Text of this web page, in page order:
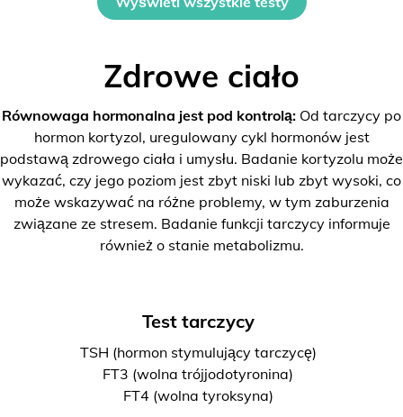
Zdrowe ciało
Równowaga hormonalna jest pod kontrolą: Od tarczycy po
hormon kortyzol, uregulowany cykl hormonów jest
podstawą zdrowego ciała i umysłu. Badanie kortyzolu może
wykazać, czy jego poziom jest zbyt niski lub zbyt wysoki, co
może wskazywać na różne problemy, w tym zaburzenia
związane ze stresem. Badanie funkcji tarczycy informuje
również o stanie metabolizmu.
Test tarczycy
TSH (hormon stymulujący tarczycę)
FT3 (wolna trójjodotyronina)
FT4 (wolna tyroksyna)